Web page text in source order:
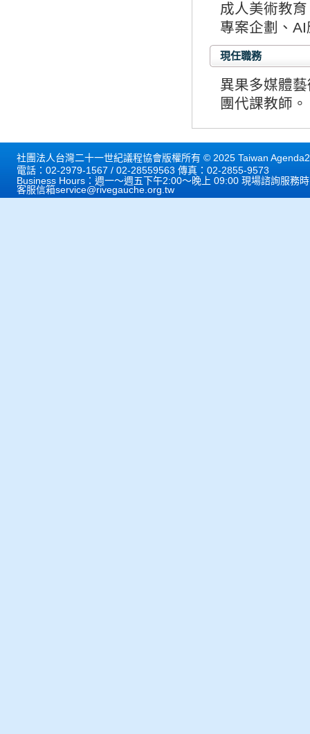
成人美術教
專案企劃、
現任職務
異果多媒體
團代課教師。
社團法人台灣二十一世紀議程協會版權所有 © 2025 Taiwan
電話：02-2979-1567 / 02-28559563 傳真：02-2855-9573
Business Hours：週一～週五下午2:00～晚上 09:00 現場諮詢服務
客服信箱service@rivegauche.org.tw